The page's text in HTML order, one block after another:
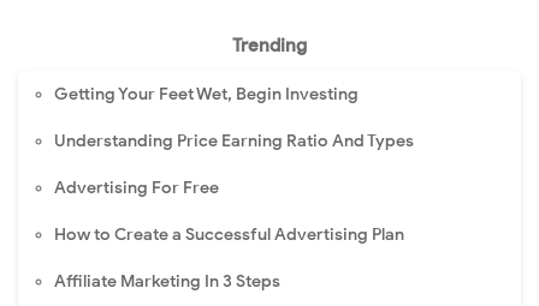
Trending
Getting Your Feet Wet, Begin Investing
Understanding Price Earning Ratio And Types
Advertising For Free
How to Create a Successful Advertising Plan
Affiliate Marketing In 3 Steps